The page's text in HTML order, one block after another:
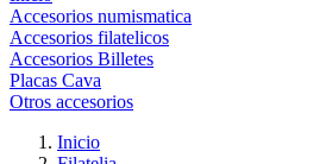
Accesorios numismatica
Accesorios filatelicos
Accesorios Billetes
Placas Cava
Otros accesorios
Inicio